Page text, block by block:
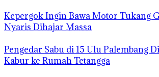
Kepergok Ingin Bawa Motor Tukang
Nyaris Dihajar Massa
Pengedar Sabu di 15 Ulu Palembang
Kabur ke Rumah Tetangga